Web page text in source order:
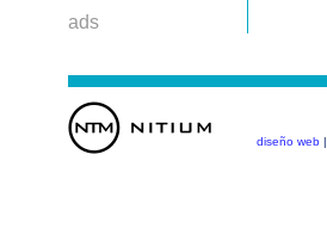
ads
diseño web|